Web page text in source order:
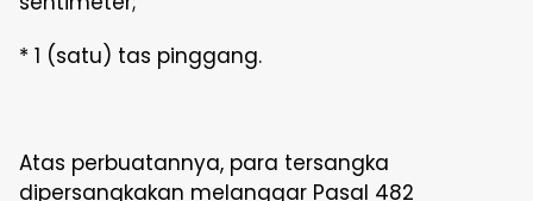
* 1 (satu) tas pinggang.
Atas perbuatannya, para tersangka
dipersangkakan melanggar Pasal 482